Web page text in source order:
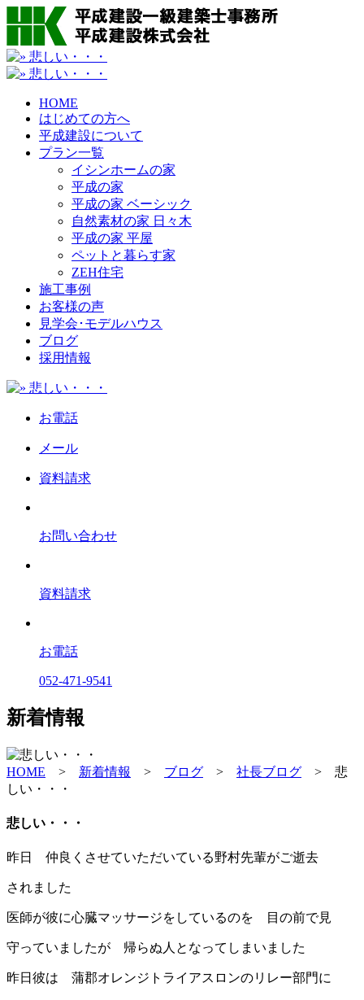
HOME
はじめての方へ
平成建設について
プラン一覧
イシンホームの家
平成の家
平成の家 ベーシック
自然素材の家 日々木
平成の家 平屋
ペットと暮らす家
ZEH住宅
施工事例
お客様の声
見学会･モデルハウス
ブログ
採用情報
お電話
メール
資料請求
お問い合わせ
資料請求
お電話
052-471-9541
新着情報
HOME > 新着情報 > ブログ > 社長ブログ > 悲
しい・・・
悲しい・・・
昨日 仲良くさせていただいている野村先輩がご逝去
されました
医師が彼に心臓マッサージをしているのを 目の前で見
守っていましたが 帰らぬ人となってしまいました
昨日彼は 蒲郡オレンジトライアスロンのリレー部門に